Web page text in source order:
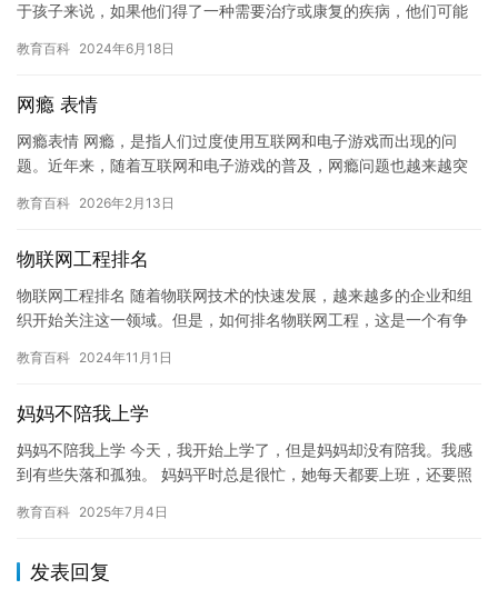
于孩子来说，如果他们得了一种需要治疗或康复的疾病，他们可能
重的…
教育百科 2024年6月18日
网瘾 表情
网瘾表情 网瘾，是指人们过度使用互联网和电子游戏而出现的问
题。近年来，随着互联网和电子游戏的普及，网瘾问题也越来越突
社会造…
教育百科 2026年2月13日
物联网工程排名
物联网工程排名 随着物联网技术的快速发展，越来越多的企业和组
织开始关注这一领域。但是，如何排名物联网工程，这是一个有争
们将…
教育百科 2024年11月1日
妈妈不陪我上学
妈妈不陪我上学 今天，我开始上学了，但是妈妈却没有陪我。我感
到有些失落和孤独。 妈妈平时总是很忙，她每天都要上班，还要照
感…
教育百科 2025年7月4日
发表回复